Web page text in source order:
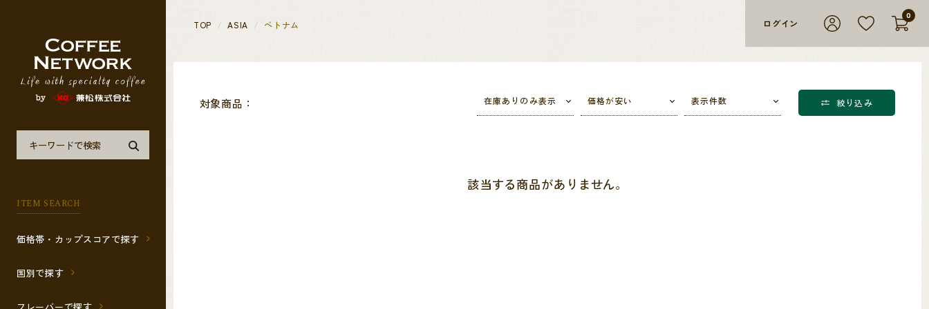
ITEM SEARCH
価格帯・カップスコアで探す
国別で探す
ログイン
0
TOP ASIA ベトナム
対象商品： 在庫ありのみ表示 価格が安い 表示件数 絞り込み
該当する商品がありません。